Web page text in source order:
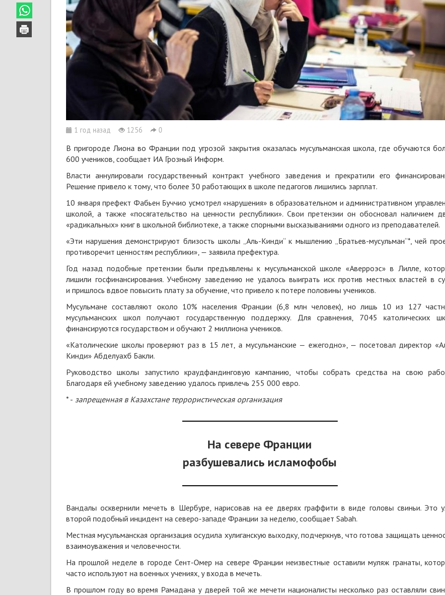
1 год назад 1256 0
В пригороде Лиона во Франции под угрозой закрытия оказалась мусульманская школа, где обучаются
600 учеников, сообщает ИА Грозный Информ.
Власти аннулировали государственный контракт учебного заведения и прекратили его
Решение привело к тому, что более 30 работающих в школе педагогов лишились зарплат.
10 января префект Фабьен Буччио усмотрел «нарушения» в образовательном и административном
школой, а также «посягательство на ценности республики». Свои претензии он обосновал наличием
«радикальных» книг в школьной библиотеке, а также спорными высказываниями одного из преподавателей.
«Эти нарушения демонстрируют близость школы „Аль-Кинди“ к мышлению „Братьев-мусульман“*, чей
противоречит ценностям республики», — заявила префектура.
Год назад подобные претензии были предъявлены к мусульманской школе «Аверроэс» в Лилле,
лишили госфинансирования. Учебному заведению не удалось выиграть иск против местных властей в
и пришлось вдвое повысить плату за обучение, что привело к потере половины учеников.
Мусульмане составляют около 10% населения Франции (6,8 млн человек), но лишь 10 из 127
мусульманских школ получают государственную поддержку. Для сравнения, 7045 католических
финансируются государством и обучают 2 миллиона учеников.
«Католические школы проверяют раз в 15 лет, а мусульманские — ежегодно», — посетовал директор
Кинди» Абделуахб Бакли.
Руководство школы запустило краудфандинговую кампанию, чтобы собрать средства на свою
Благодаря ей учебному заведению удалось привлечь 255 000 евро.
* - запрещенная в Казахстане террористическая организация
На севере Франции
разбушевались исламофобы
Вандалы осквернили мечеть в Шербуре, нарисовав на ее дверях граффити в виде головы свиньи. Это
второй подобный инцидент на северо-западе Франции за неделю, сообщает Sabah.
Местная мусульманская организация осудила хулиганскую выходку, подчеркнув, что готова защищать
взаимоуважения и человечности.
На прошлой неделе в городе Сент-Омер на севере Франции неизвестные оставили муляж гранаты,
часто используют на военных учениях, у входа в мечеть.
В прошлом году во время Рамадана у дверей той же мечети националисты несколько раз оставляли